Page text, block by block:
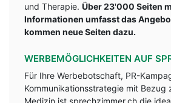
und Therapie. Über 23'000 Seiten
Informationen umfasst das
kommen neue Seiten dazu.
WERBEMÖGLICHKEITEN AUF
Für Ihre Werbebotschaft, PR-
Kommunikationsstrategie mit Bezug